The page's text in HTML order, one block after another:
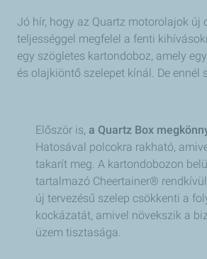
Jó hír, hogy az Quartz motorolajok új
teljességgel megfelel a fenti
egy szögletes kartondoboz, amely
és olajkiöntő szelepet kínál. De ennél
Először is, a Quartz Box
Hatosával polcokra rakható,
takarít meg. A kartondobozon
tartalmazó Cheertainer®
új tervezésű szelep csökkenti a
kockázatát, amivel növekszik a
üzem tisztasága.